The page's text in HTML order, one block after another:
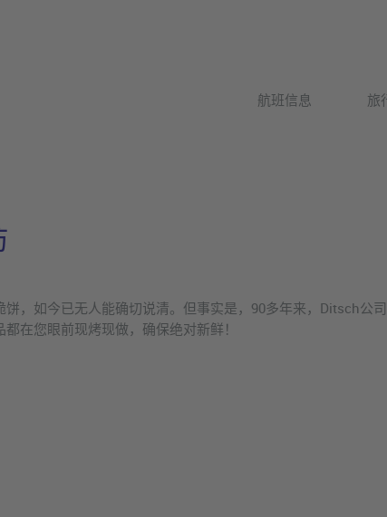
航班信息 旅
，如今已无人能确切说清。但事实是，90多年来，Ditsch公
在您眼前现烤现做，确保绝对新鲜！